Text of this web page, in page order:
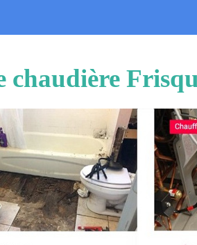
chaudière